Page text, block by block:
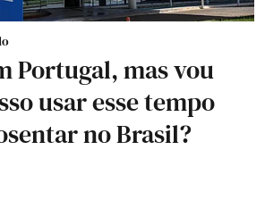
Portugal, mas vou
usar esse tempo
no Brasil?